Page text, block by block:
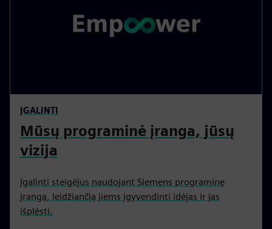
ĮGALINTI
Mūsų programinė įranga, jūsų
vizija
Įgalinti steigėjus naudojant Siemens programinę
įrangą, leidžiančią jiems įgyvendinti idėjas ir jas
išplėsti.